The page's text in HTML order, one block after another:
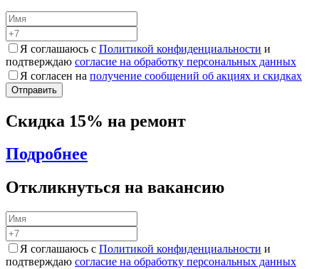
Я соглашаюсь с Политикой конфиденциальности и
подтверждаю согласие на обработку персональных данных
Я согласен на получение сообщений об акциях и скидках
Скидка 15% на ремонт
Подробнее
Откликнуться на вакансию
Я соглашаюсь с Политикой конфиденциальности и
подтверждаю согласие на обработку персональных данных